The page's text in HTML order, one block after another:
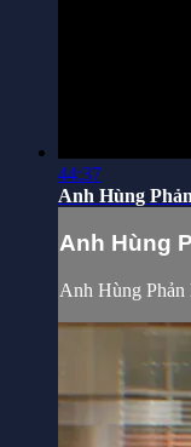
44:37
Anh Hùng
Anh Hùng
Anh Hùng Phản